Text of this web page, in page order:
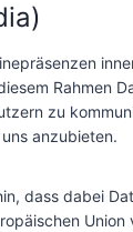
Rahmen
zu
anzubieten.
dass dabei